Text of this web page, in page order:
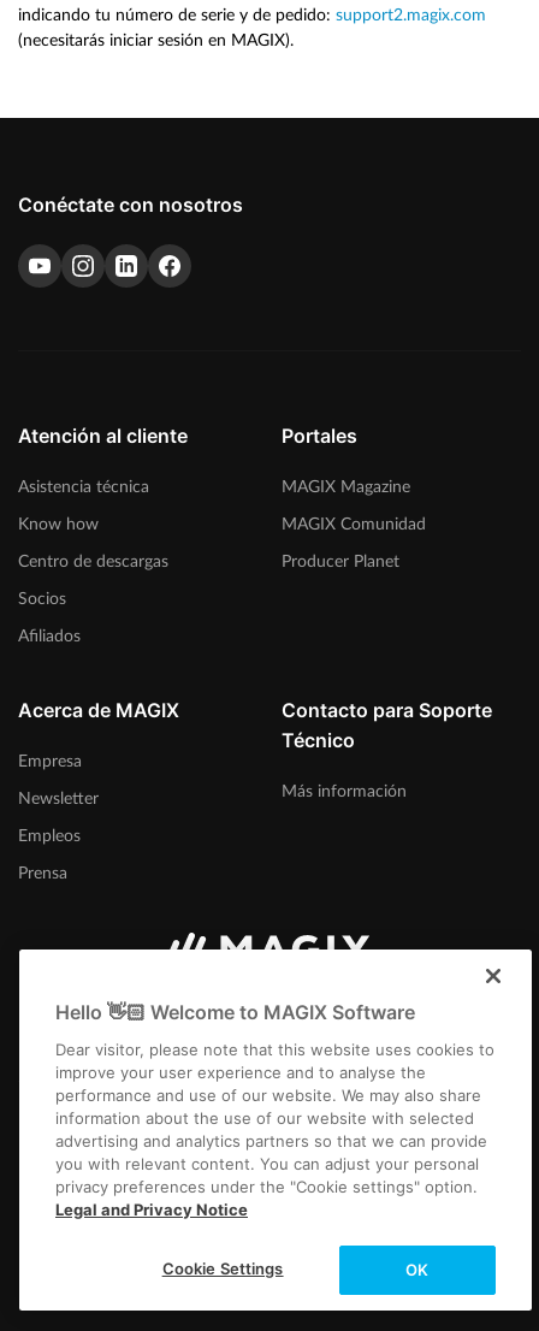
indicando tu número de serie y de pedido: support2.magix.com
(necesitarás iniciar sesión en MAGIX).
Conéctate con nosotros
Atención al cliente
Asistencia técnica
Know how
Centro de descargas
Socios
Afiliados
Portales
MAGIX Magazine
MAGIX Comunidad
Producer Planet
Acerca de MAGIX
Empresa
Newsletter
Empleos
Prensa
Contacto para Soporte
Técnico
Más información
España
Aviso LegalTérminos y condicionesCondiciones del concurso
Protección de datosConfiguración de cookiesEULAPago / Envío
Desistir del contrato
pueden ser marcas registradas de sus respectivos propietarios.
Hello 👋🏻 Welcome to MAGIX Software
Dear visitor, please note that this website uses cookies to
improve your user experience and to analyse the
performance and use of our website. We may also share
information about the use of our website with selected
advertising and analytics partners so that we can provide
you with relevant content. You can adjust your personal
privacy preferences under the "Cookie settings" option.
Legal and Privacy Notice
OK
Cookie Settings